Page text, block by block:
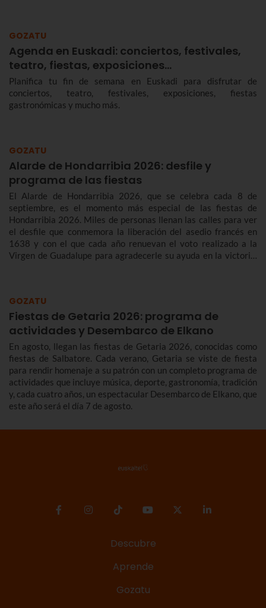
GOZATU
Agenda en Euskadi: conciertos, festivales,
teatro, fiestas, exposiciones…
Planifica tu fin de semana en Euskadi para disfrutar de
conciertos, teatro, festivales, exposiciones, fiestas
gastronómicas y mucho más.
GOZATU
Alarde de Hondarribia 2026: desfile y
programa de las fiestas
El Alarde de Hondarribia 2026, que se celebra cada 8 de
septiembre, es el momento más especial de las fiestas de
Hondarribia 2026. Miles de personas llenan las calles para ver
el desfile que conmemora la liberación del asedio francés en
1638 y con el que cada año renuevan el voto realizado a la
Virgen de Guadalupe para agradecerle su ayuda en la victoria.
septiembre.
GOZATU
Fiestas de Getaria 2026: programa de
actividades y Desembarco de Elkano
En agosto, llegan las fiestas de Getaria 2026, conocidas como
fiestas de Salbatore. Cada verano, Getaria se viste de fiesta
para rendir homenaje a su patrón con un completo programa de
actividades que incluye música, deporte, gastronomía, tradición
y, cada cuatro años, un espectacular Desembarco de Elkano, que
este año será el día 7 de agosto.
Descubre
Aprende
Gozatu